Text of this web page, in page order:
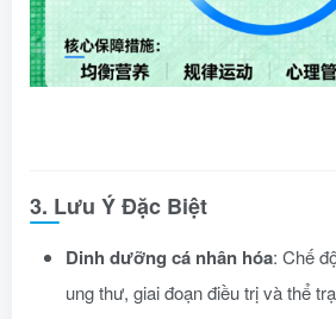
3. Lưu Ý Đặc Biệt
Dinh dưỡng cá nhân hóa: Chế
ung thư, giai đoạn điều trị và thể